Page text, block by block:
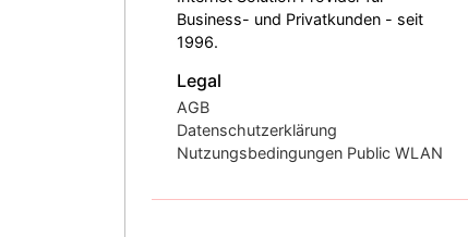
Business- und Privatkunden - seit
1996.
Legal
AGB
Datenschutzerklärung
Nutzungsbedingungen Public WLAN